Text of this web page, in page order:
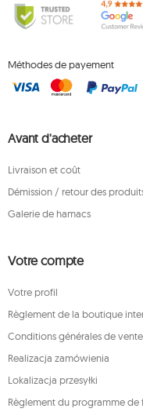
Méthodes de payement
Avant d'acheter
Livraison et coût
Démission / retour des
Galerie de hamacs
Votre compte
Votre profil
Règlement de la boutique
Conditions générales de vente
Realizacja zamówienia
Lokalizacja przesyłki
Règlement du programme de